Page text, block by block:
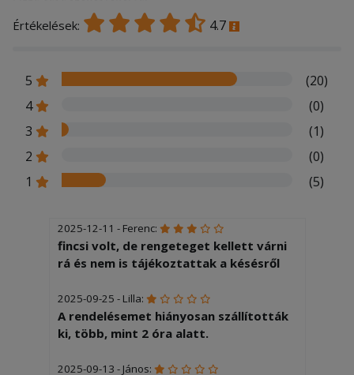
Értékelések: 4.7
5
(20)
4
(0)
3
(1)
2
(0)
1
(5)
2025-12-11 - Ferenc:
fincsi volt, de rengeteget kellett várni
rá és nem is tájékoztattak a késésről
2025-09-25 - Lilla:
A rendelésemet hiányosan szállították
ki, több, mint 2 óra alatt.
2025-09-13 - János: